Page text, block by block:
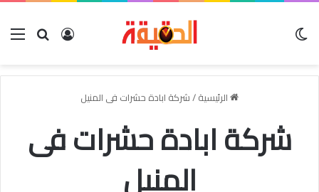
بحث عنتسجيل
الرئيسية/شركة ابادة حشرات فى المنيل
شركة ابادة حشرات فى
المنيل